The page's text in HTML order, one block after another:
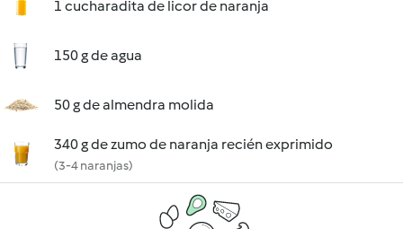
1 cucharadita de licor de naranja
150 g de agua
50 g de almendra molida
340 g de zumo de naranja recién exprimido
(3-4 naranjas)